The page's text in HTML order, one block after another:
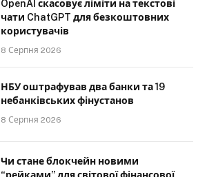
OpenAI скасовує ліміти на текстові
чати ChatGPT для безкоштовних
користувачів
8 Серпня 2026
НБУ оштрафував два банки та 19
небанківських фінустанов
8 Серпня 2026
Чи стане блокчейн новими